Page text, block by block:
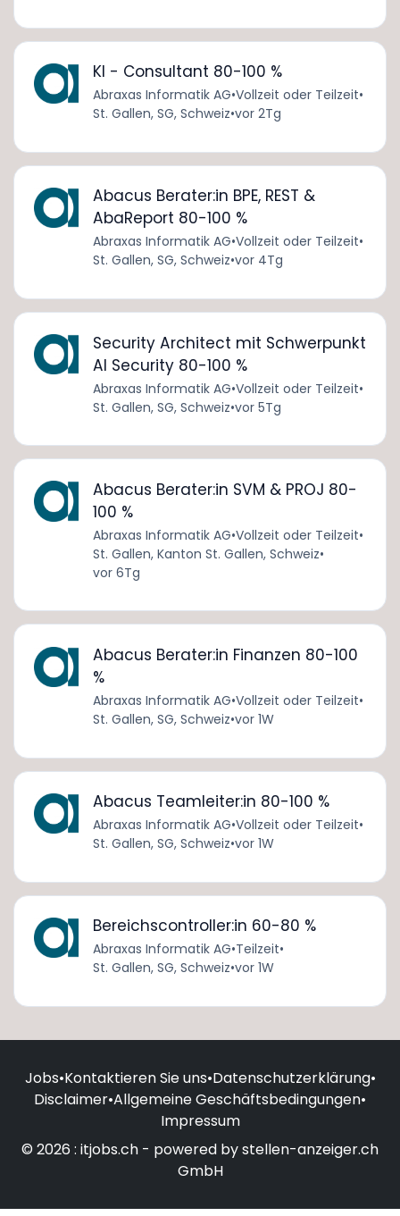
KI - Consultant 80-100 %
Abraxas Informatik AG•Vollzeit oder Teilzeit•
St. Gallen, SG, Schweiz•vor 2Tg
Abacus Berater:in BPE, REST &
AbaReport 80-100 %
Abraxas Informatik AG•Vollzeit oder Teilzeit•
St. Gallen, SG, Schweiz•vor 4Tg
Security Architect mit Schwerpunkt
AI Security 80-100 %
Abraxas Informatik AG•Vollzeit oder Teilzeit•
St. Gallen, SG, Schweiz•vor 5Tg
Abacus Berater:in SVM & PROJ 80-
100 %
Abraxas Informatik AG•Vollzeit oder Teilzeit•
St. Gallen, Kanton St. Gallen, Schweiz•
vor 6Tg
Abacus Berater:in Finanzen 80-100
%
Abraxas Informatik AG•Vollzeit oder Teilzeit•
St. Gallen, SG, Schweiz•vor 1W
Abacus Teamleiter:in 80-100 %
Abraxas Informatik AG•Vollzeit oder Teilzeit•
St. Gallen, SG, Schweiz•vor 1W
Bereichscontroller:in 60-80 %
Abraxas Informatik AG•Teilzeit•
St. Gallen, SG, Schweiz•vor 1W
Jobs•Kontaktieren Sie uns•Datenschutzerklärung•
Disclaimer•Allgemeine Geschäftsbedingungen•
Impressum
© 2026 : itjobs.ch - powered by stellen-anzeiger.ch
GmbH